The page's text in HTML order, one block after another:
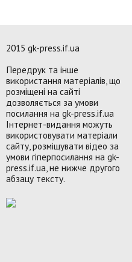
2015 gk-press.if.ua
Передрук та інше
використання матеріалів, що
розміщені на сайті
дозволяється за умови
посилання на gk-press.if.ua
Інтернет-видання можуть
використовувати матеріали
сайту, розміщувати відео за
умови гіперпосилання на gk-
press.if.ua, не нижче другого
абзацу тексту.